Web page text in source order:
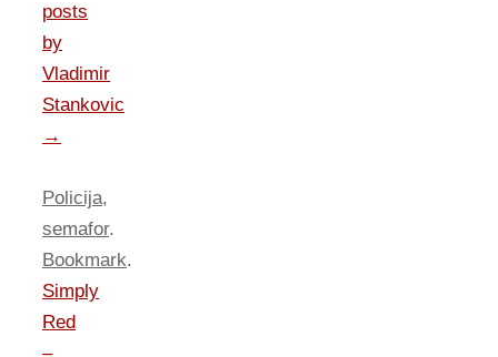
posts
by
Vladimir
Stankovic
→
Policija,
semafor.
Bookmark.
Simply
Red